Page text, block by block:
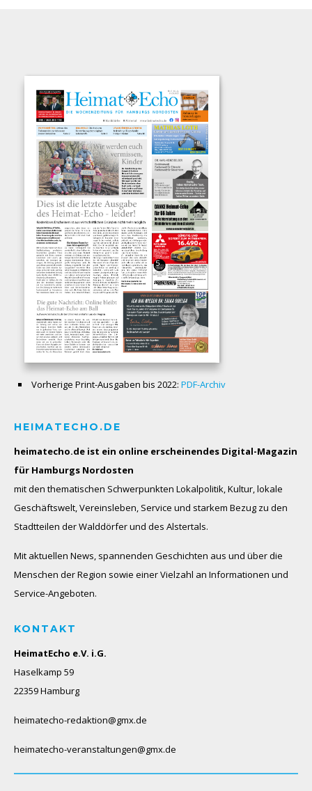
Vorherige Print-Ausgaben bis 2022: PDF-Archiv
HEIMATECHO.DE
heimatecho.de ist ein online erscheinendes Digital-Magazin
für Hamburgs Nordosten
mit den thematischen Schwerpunkten Lokalpolitik, Kultur, lokale
Geschäftswelt, Vereinsleben, Service und starkem Bezug zu den
Stadtteilen der Walddörfer und des Alstertals.
Mit aktuellen News, spannenden Geschichten aus und über die
Menschen der Region sowie einer Vielzahl an Informationen und
Service-Angeboten.
KONTAKT
HeimatEcho e.V. i.G.
Haselkamp 59
22359 Hamburg
heimatecho-redaktion@gmx.de
heimatecho-veranstaltungen@gmx.de